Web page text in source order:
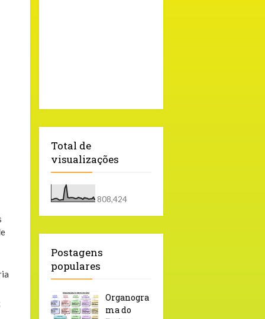
Total de
visualizações
808,424
Postagens
populares
Organogra
ma do